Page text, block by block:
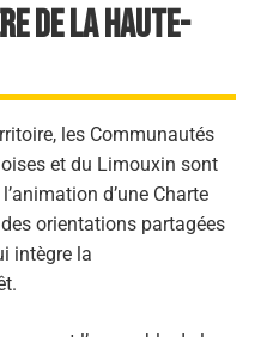
de la Haute-
les Communautés
et du Limouxin sont
d’une Charte
orientations partagées
intègre la